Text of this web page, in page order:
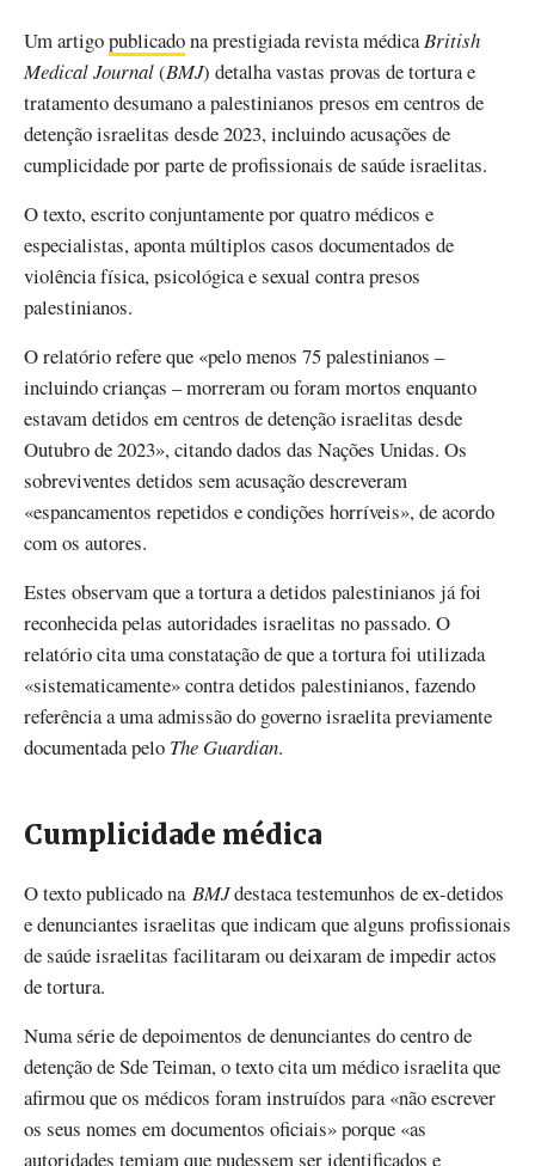
Um artigopublicadona prestigiada revista médicaBritish
Medical Journal(BMJ) detalha vastas provas de tortura e
tratamento desumano a palestinianos presos em centros de
detenção israelitas desde 2023, incluindo acusações de
cumplicidade por parte de profissionais de saúde israelitas.
O texto, escrito conjuntamente por quatro médicos e
especialistas, aponta múltiplos casos documentados de
violência física, psicológica e sexual contra presos
palestinianos.
O relatório refere que «pelo menos 75 palestinianos –
incluindo crianças – morreram ou foram mortos enquanto
estavam detidos em centros de detenção israelitas desde
Outubro de 2023», citando dados das Nações Unidas. Os
sobreviventes detidos sem acusação descreveram
«espancamentos repetidos e condições horríveis», de acordo
com os autores.
Estes observam que a tortura a detidos palestinianos já foi
reconhecida pelas autoridades israelitas no passado. O
relatório cita uma constatação de que a tortura foi utilizada
«sistematicamente» contra detidos palestinianos, fazendo
referência a uma admissão do governo israelita previamente
documentada pelo The Guardian.
Cumplicidade médica
O texto publicado na BMJdestaca testemunhos de ex-detidos
e denunciantes israelitas que indicam que alguns profissionais
de saúde israelitas facilitaram ou deixaram de impedir actos
de tortura.
Numa série de depoimentos de denunciantes do centro de
detenção de Sde Teiman, o texto cita um médico israelita que
afirmou que os médicos foram instruídos para «não escrever
os seus nomes em documentos oficiais» porque «as
autoridades temiam que pudessem ser identificados e